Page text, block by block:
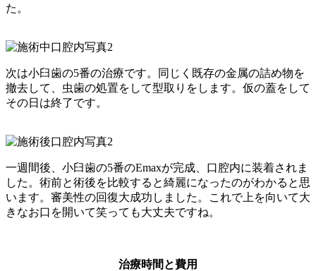
た。
次は小臼歯の5番の治療です。同じく既存の金属の詰め物を
撤去して、虫歯の処置をして型取りをします。仮の蓋をして
その日は終了です。
一週間後、小臼歯の5番のEmaxが完成、口腔内に装着されま
した。術前と術後を比較すると綺麗になったのがわかると思
います。審美性の回復大成功しました。これで上を向いて大
きなお口を開いて笑っても大丈夫ですね。
治療時間と費用